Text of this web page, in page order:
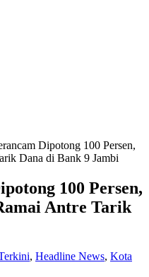
Dipotong 100 Persen,
Dana di Bank 9 Jambi
100 Persen,
Antre Tarik
, Headline News, Kota